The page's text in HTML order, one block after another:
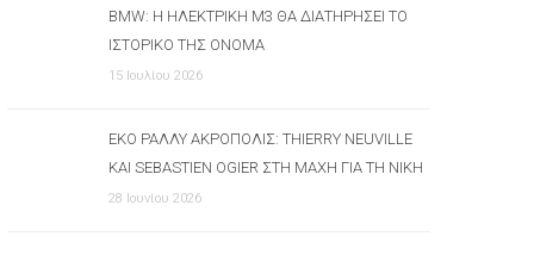
BMW: Η ΗΛΕΚΤΡΙΚΉ M3 ΘΑ ΔΙΑΤΗΡΉΣΕΙ ΤΟ
ΙΣΤΟΡΙΚΌ ΤΗΣ ΌΝΟΜΑ
15 Ιουλίου 2026
ΕΚΟ ΡΆΛΛΥ ΑΚΡΌΠΟΛΙΣ: THIERRY NEUVILLE
ΚΑΙ SEBASTIEN OGIER ΣΤΗ ΜΆΧΗ ΓΙΑ ΤΗ ΝΊΚΗ
28 Ιουνίου 2026